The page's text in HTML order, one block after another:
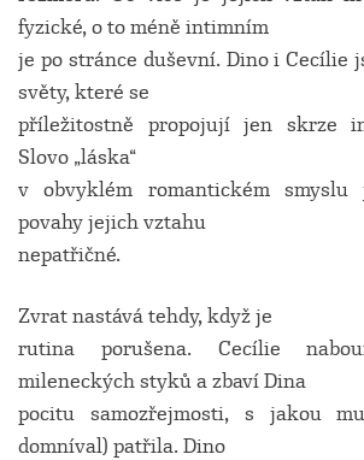
fyzické, o to méně intimním
je po stránce duševní. Dino i Cecílie
světy, které se
příležitostně propojují jen skrze
Slovo „láska“
v obvyklém romantickém
povahy jejich vztahu
nepatřičné.
Zvrat nastává tehdy, když je
rutina porušena. Cecílie
mileneckých styků a zbaví Dina
pocitu samozřejmosti, s jakou
domníval) patřila. Dino